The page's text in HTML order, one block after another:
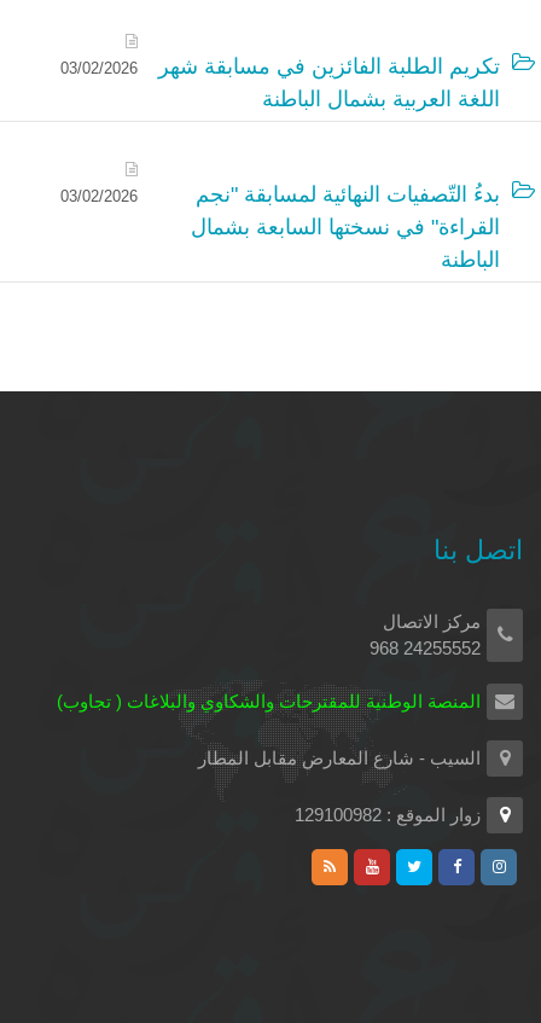
تكريم الطلبة الفائزين في مسابقة شهر
اللغة العربية بشمال الباطنة
03/02/2026
بدءُ التّصفيات النهائية لمسابقة "نجم
القراءة" في نسختها السابعة بشمال
الباطنة
03/02/2026
اتصل بنا
مركز الاتصال
24255552 968
المنصة الوطنية للمقترحات والشكاوي والبلاغات ( تجاوب)
السيب - شارع المعارض مقابل المطار
زوار الموقع : 129100982